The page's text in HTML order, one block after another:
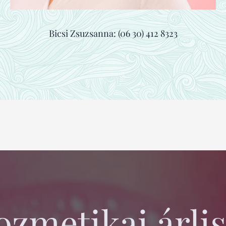
Bicsi Zsuzsanna: (06 30) 412 8323